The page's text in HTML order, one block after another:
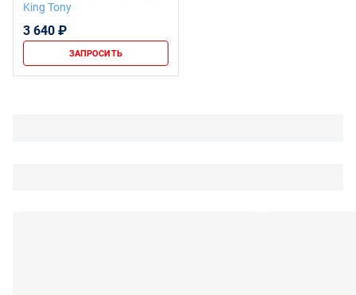
King Tony
3 640 ₽
ЗАПРОСИТЬ